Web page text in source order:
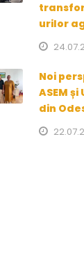
urilor
Noi
ASEM
din